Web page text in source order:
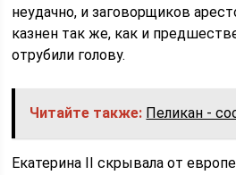
неудачно, и заговорщиков
казнен так же, как и
отрубили голову.
Читайте также: Пеликан -
Екатерина II скрывала от